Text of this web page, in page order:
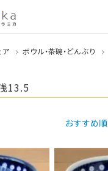
ア
ボウル・茶碗・どんぶり
13.5
おすすめ順